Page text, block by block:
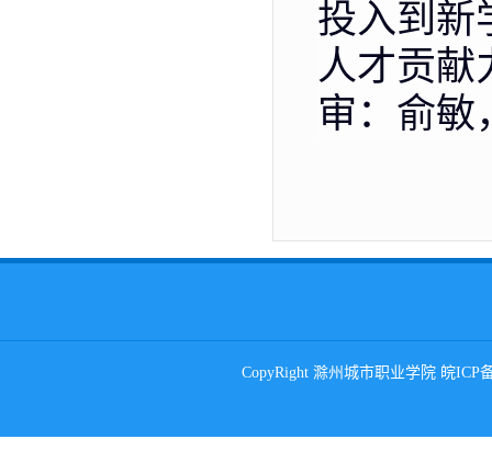
投入到新
人才贡献
审：俞敏
CopyRight 滁州城市职业学院 皖ICP